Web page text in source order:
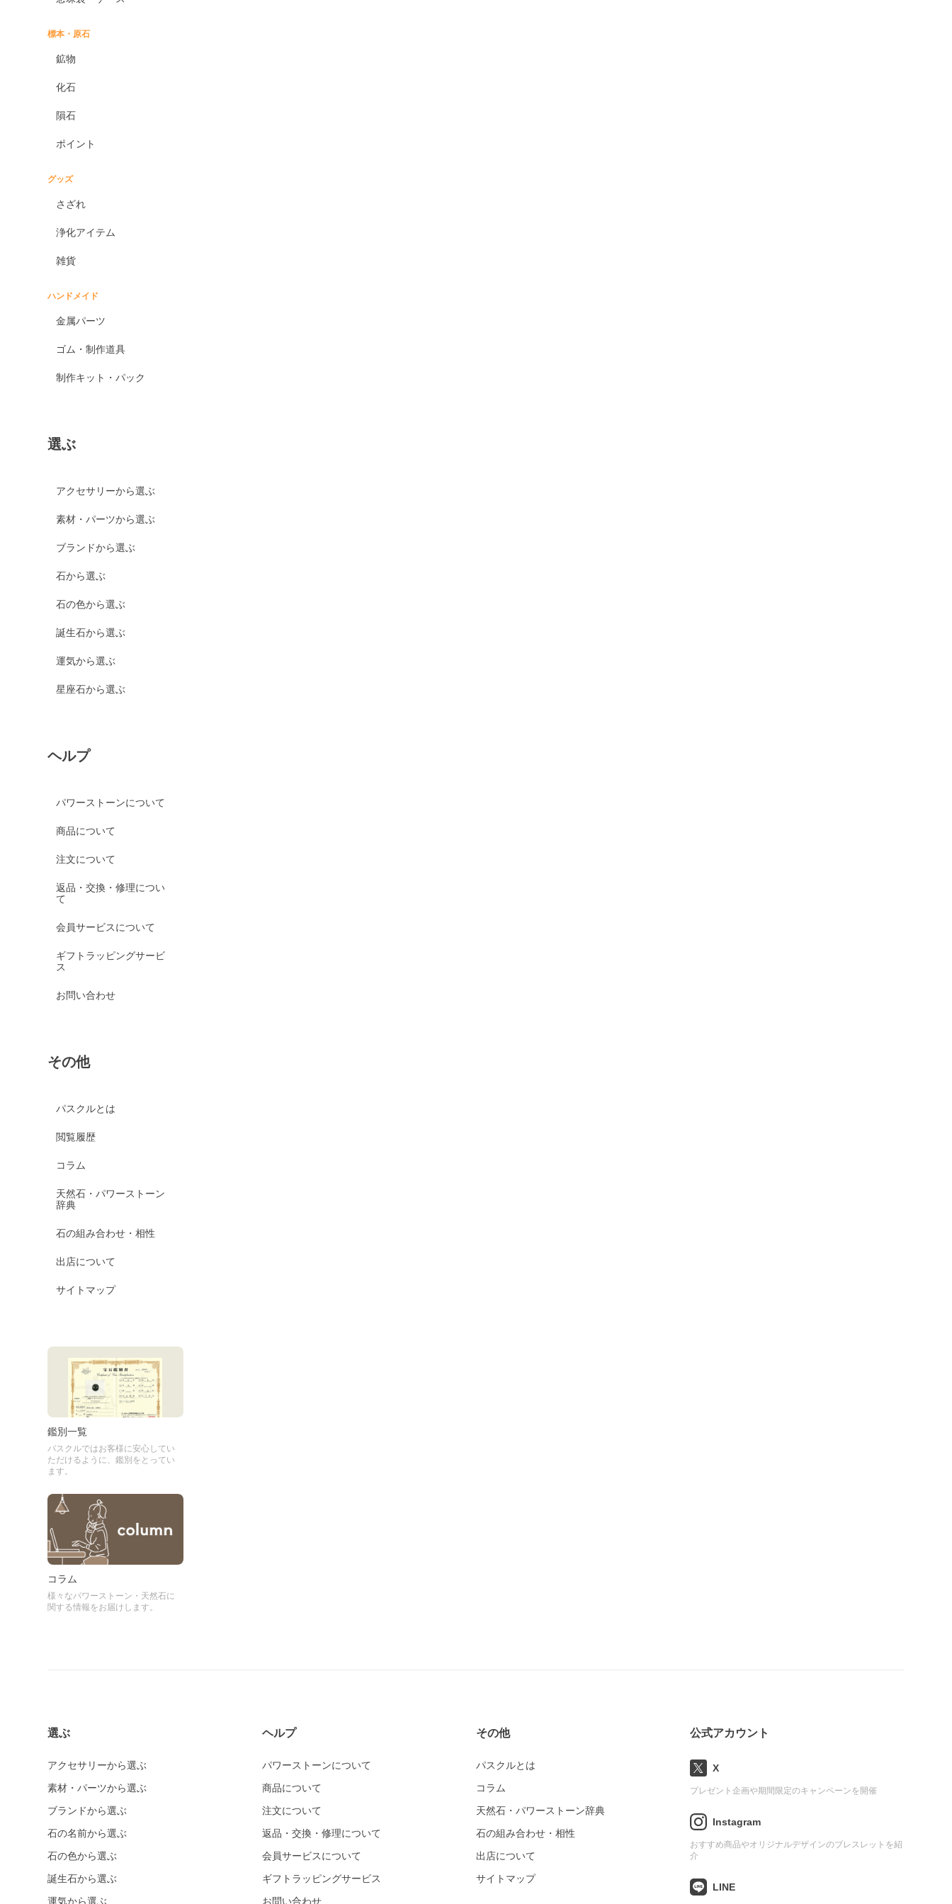
標本・原石
鉱物
化石
隕石
ポイント
グッズ
さざれ
浄化アイテム
雑貨
ハンドメイド
金属パーツ
ゴム・制作道具
制作キット・パック
選ぶ
アクセサリーから選ぶ
素材・パーツから選ぶ
ブランドから選ぶ
石から選ぶ
石の色から選ぶ
誕生石から選ぶ
運気から選ぶ
星座石から選ぶ
ヘルプ
パワーストーンについて
商品について
注文について
返品・交換・修理につい
て
会員サービスについて
ギフトラッピングサービ
ス
お問い合わせ
その他
パスクルとは
閲覧履歴
コラム
天然石・パワーストーン
辞典
石の組み合わせ・相性
出店について
サイトマップ
鑑別一覧
パスクルではお客様に安心してい
ただけるように、鑑別をとってい
ます。
コラム
様々なパワーストーン・天然石に
関する情報をお届けします。
選ぶ
アクセサリーから選ぶ
素材・パーツから選ぶ
ブランドから選ぶ
石の名前から選ぶ
石の色から選ぶ
誕生石から選ぶ
運気から選ぶ
ヘルプ
パワーストーンについて
商品について
注文について
返品・交換・修理について
会員サービスについて
ギフトラッピングサービス
お問い合わせ
その他
パスクルとは
コラム
天然石・パワーストーン辞典
石の組み合わせ・相性
出店について
サイトマップ
公式アカウント
X
プレゼント企画や期間限定のキャンペーンを開催
Instagram
おすすめ商品やオリジナルデザインのブレスレットを紹
介
LINE